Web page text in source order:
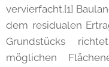
vervierfacht.[1]
dem residualen
Grundstücks
möglichen